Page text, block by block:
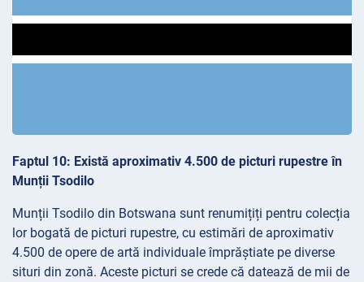
Faptul 10: Există aproximativ 4.500 de picturi rupestre în
Munții Tsodilo
Munții Tsodilo din Botswana sunt renumițiți pentru colecția
lor bogată de picturi rupestre, cu estimări de aproximativ
4.500 de opere de artă individuale împrăștiate pe diverse
situri din zonă. Aceste picturi se crede că datează de mii de